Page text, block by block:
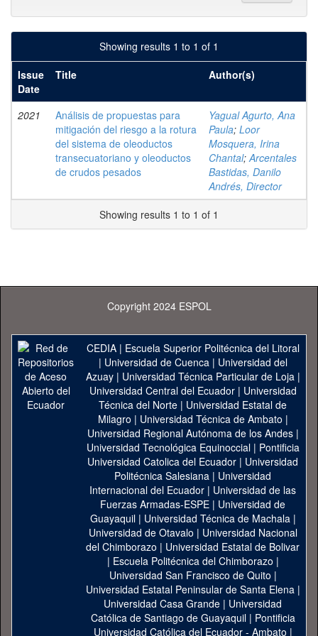
Showing results 1 to 1 of 1
Issue
Date
Title Author(s)
2021
Análisis de propuestas para
mitigación del riesgo a la rotura
del sistema de oleoductos
transecuatoriano y oleoductos
de crudos pesados
Yagual Agurto, Ana
Paula; Loor
Mosquera, Irina
Chantal;Arcentales
Bastidas, Danilo
Andrés, Director
Showing results 1 to 1 of 1
Copyright 2024 ESPOL
CEDIA| Escuela Superior Politécnica del Litoral
| Universidad de Cuenca| Universidad del
Azuay| Universidad Técnica Particular de Loja|
Universidad Central del Ecuador| Universidad
Técnica del Norte | Universidad Estatal de
Milagro | Universidad Técnica de Ambato |
Universidad Regional Autónoma de los Andes|
Universidad Tecnológica Equinoccial| Pontificia
Universidad Catolica del Ecuador | Universidad
Politécnica Salesiana | Universidad
Internacional del Ecuador | Universidad de las
Fuerzas Armadas-ESPE | Universidad de
Guayaquil| Universidad Técnica de Machala|
Universidad de Otavalo | Universidad Nacional
del Chimborazo | Universidad Estatal de Bolivar
| Escuela Politécnica del Chimborazo |
Universidad San Francisco de Quito |
Universidad Estatal Peninsular de Santa Elena|
Universidad Casa Grande | Universidad
Católica de Santiago de Guayaquil| Pontificia
Universidad Católica del Ecuador - Ambato |